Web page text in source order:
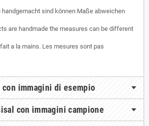
handgemacht sind können Maße abweichen
are handmade the measures can be different
a la mains. Les mesures sont pas
immagini di esempio
con immagini campione